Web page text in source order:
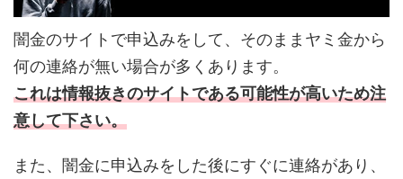
闇金のサイトで申込みをして、そのままヤミ金から
何の連絡が無い場合が多くあります。
これは情報抜きのサイトである可能性が高いため注
意して下さい。
また、闇金に申込みをした後にすぐに連絡があり、